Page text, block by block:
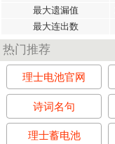
最大遗漏值
最大连出数
热门推荐
理士电池官网
诗词名句
理士蓄电池